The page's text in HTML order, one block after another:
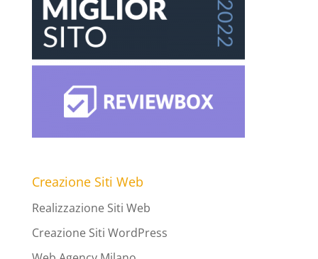
Creazione Siti Web
Realizzazione Siti Web
Creazione Siti WordPress